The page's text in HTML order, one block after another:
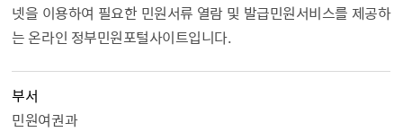
넷을 이용하여 필요한 민원서류 열람 및 발급민원서비스를 제공하
는 온라인 정부민원포털사이트입니다.
부서
민원여권과